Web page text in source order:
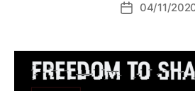
Data04/11/